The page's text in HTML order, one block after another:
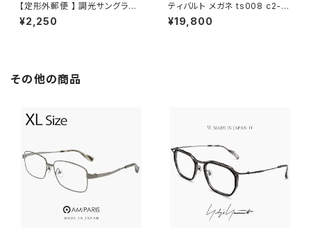
【定形外郵便 】 調光サングラス j
j4138 メンズ レディース ユニセ
ックス モデル オシャレ かわいい
¥2,250
ティバルト メガネ ts008 c2-1
TYBALT 眼鏡 ophelia オフィ
ーリア クラウンパント 型 べっ甲
¥19,800
その他の商品